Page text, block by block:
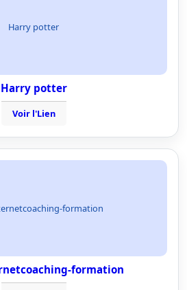
Harry potter
Harry potter
Voir l'Lien
formation
formation